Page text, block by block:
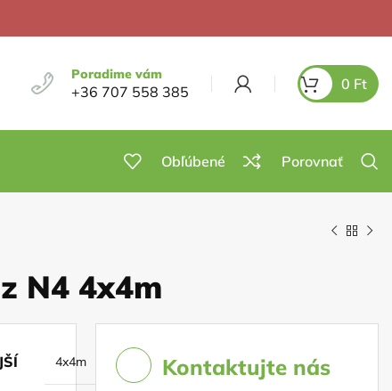
Poradime vám
+36 707 558 385 0 Ft
Obľúbené Porovnať
N4 4x4m
4x4m Kontaktujte nás